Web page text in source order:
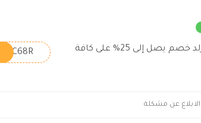
كوبون ريفرز وورلد خصم يصل إلى 25% على كافة
AC68R
الابلاغ عن مشكلة